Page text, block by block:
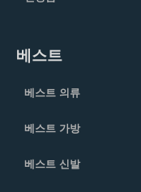
베스트
베스트 의류
베스트 가방
베스트 신발